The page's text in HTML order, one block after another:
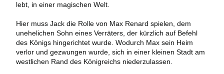
lebt, in einer magischen Welt.
Hier muss Jack die Rolle von Max Renard spielen, dem
unehelichen Sohn eines Verräters, der kürzlich auf Befehl
des Königs hingerichtet wurde. Wodurch Max sein Heim
verlor und gezwungen wurde, sich in einer kleinen Stadt am
westlichen Rand des Königreichs niederzulassen.